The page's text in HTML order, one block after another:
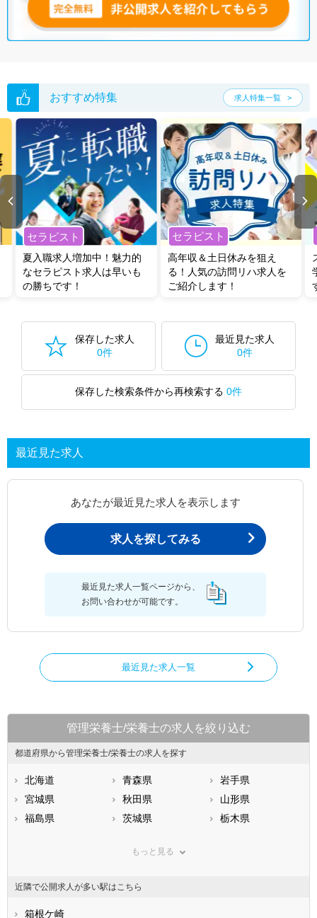
おすすめ特集 求人特集一覧
セラピスト
夏入職求人増加中！魅力的
なセラピスト求人は早いも
の勝ちです！
セラピスト
高年収＆土日休みを狙え
る！人気の訪問リハ求人を
ご紹介します！
保存した求人
0件
最近見た求人
0件
保存した検索条件から再検索する 0件
最近見た求人
あなたが最近見た求人を表示します
求人を探してみる
最近見た求人一覧ページから、
お問い合わせが可能です。
最近見た求人一覧
管理栄養士/栄養士の求人を絞り込む
都道府県から管理栄養士/栄養士の求人を探す
北海道 青森県
岩手県
宮城県
秋田県
山形県
福島県
茨城県
栃木県
神奈川県
石川県
福井県
静岡県
もっと見る
近隣で公開求人が多い駅はこちら
箱根ケ崎